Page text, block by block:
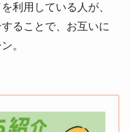
利用している人が、
ることで、お互いに
。